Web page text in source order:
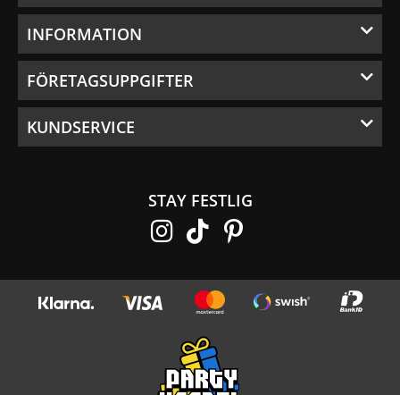
INFORMATION
FÖRETAGSUPPGIFTER
KUNDSERVICE
STAY FESTLIG